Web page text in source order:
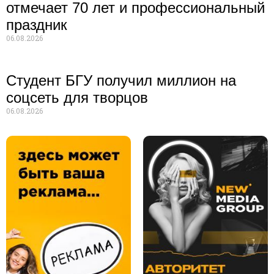
отмечает 70 лет и профессиональный
праздник
06.08.2026
Студент БГУ получил миллион на
соцсеть для творцов
06.08.2026